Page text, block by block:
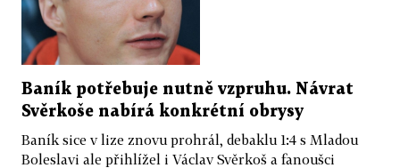
Baník potřebuje nutně vzpruhu. Návrat
Svěrkoše nabírá konkrétní obrysy
Baník sice v lize znovu prohrál, debaklu 1:4 s Mladou
Boleslavi ale přihlížel i Václav Svěrkoš a fanoušci